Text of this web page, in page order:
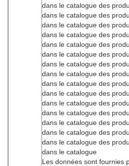
dans le catalogue des
dans le catalogue des
dans le catalogue des
dans le catalogue des
dans le catalogue des
dans le catalogue des
dans le catalogue des
dans le catalogue des
dans le catalogue des
dans le catalogue des
dans le catalogue des
dans le catalogue des
dans le catalogue des
dans le catalogue des
dans le catalogue des
dans le catalogue
Les données sont fournies